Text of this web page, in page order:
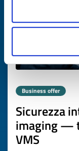
Business offer
Sicurezza
imaging —
VMS